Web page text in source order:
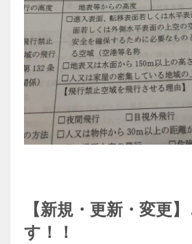
【新規・更新・変更
す！！